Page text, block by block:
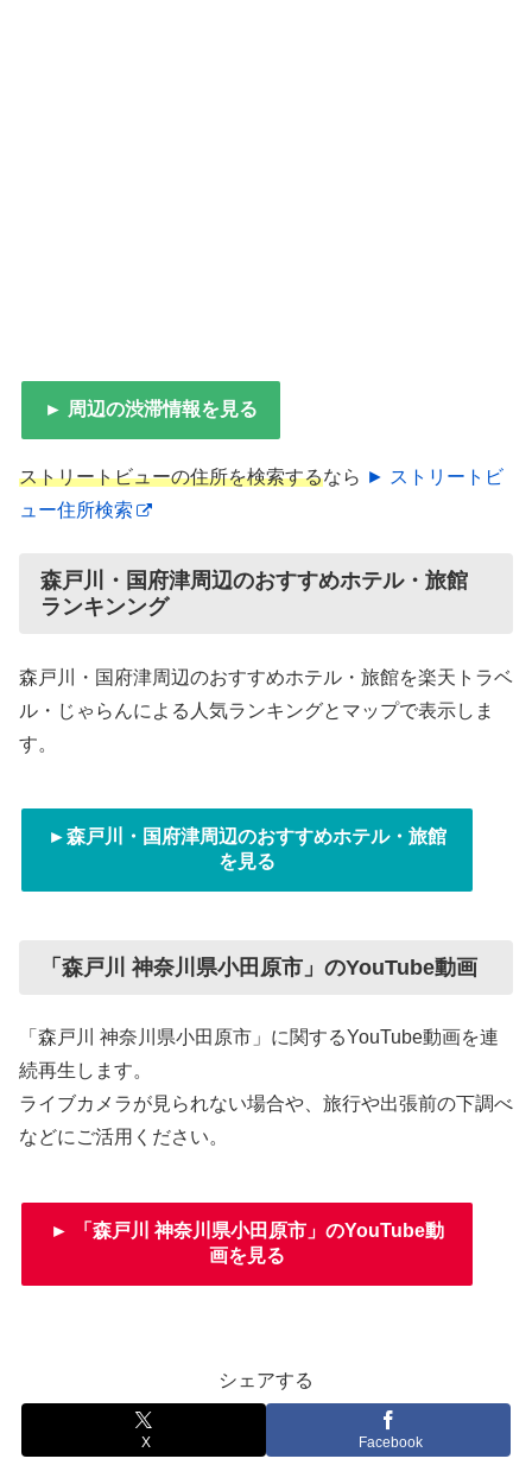
► 周辺の渋滞情報を見る
ストリートビューの住所を検索するなら ► ストリートビ
ュー住所検索
森戸川・国府津周辺のおすすめホテル・旅館
ランキンング
森戸川・国府津周辺のおすすめホテル・旅館を楽天トラベ
ル・じゃらんによる人気ランキングとマップで表示しま
す。
►森戸川・国府津周辺のおすすめホテル・旅館
を見る
「森戸川 神奈川県小田原市」のYouTube動画
「森戸川 神奈川県小田原市」に関するYouTube動画を連
続再生します。
ライブカメラが見られない場合や、旅行や出張前の下調べ
などにご活用ください。
► 「森戸川 神奈川県小田原市」のYouTube動
画を見る
シェアする
X Facebook